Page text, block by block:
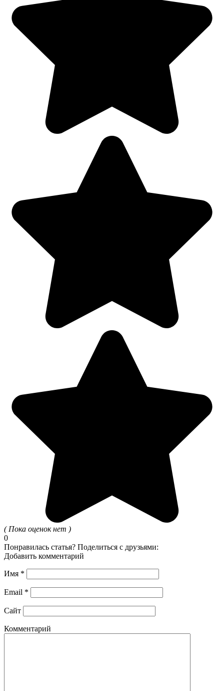
( Пока оценок нет )
0
Понравилась статья? Поделиться с друзьями:
Добавить комментарий
Имя *
Email *
Сайт
Комментарий